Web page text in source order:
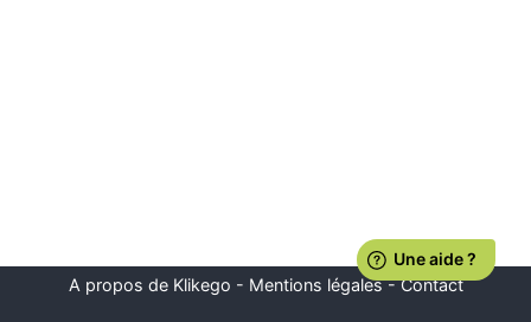
A propos de Klikego - Mentions légales-Contact